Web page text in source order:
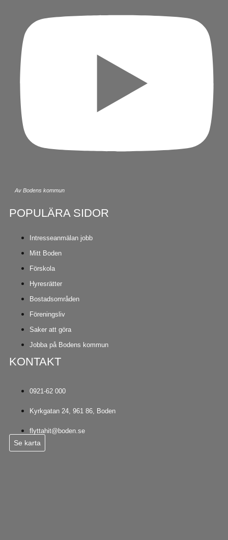
Av Bodens kommun
POPULÄRA SIDOR
Intresseanmälan jobb
Mitt Boden
Förskola
Hyresrätter
Bostadsområden
Föreningsliv
Saker att göra
Jobba på Bodens kommun
KONTAKT
0921-62 000
Kyrkgatan 24, 961 86, Boden
flyttahit@boden.se
Se karta